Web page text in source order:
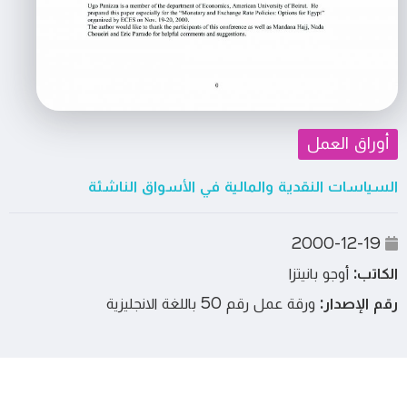
أوراق العمل
السياسات النقدية والمالية في الأسواق الناشئة
الكاتب: أوجو بانيتزا
رقم الإصدار: ورقة عمل رقم 50 باللغة الانجليزية